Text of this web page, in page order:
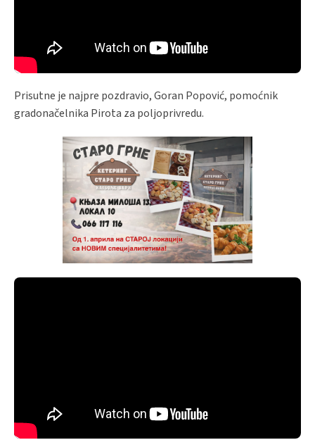
Prisutne je najpre pozdravio, Goran Popović, pomoćnik
gradonačelnika Pirota za poljoprivredu.